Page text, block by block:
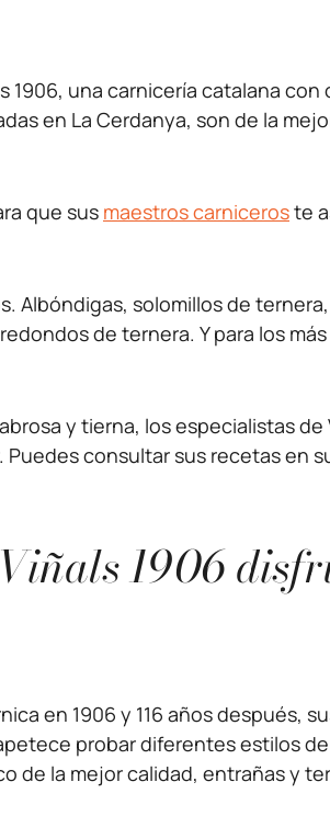
1906, una carnicería catalana
en La Cerdanya, son de la
que sus maestros carniceroste
Albóndigas, solomillos de
de ternera. Y para los
y tierna, los especialistas
consultar sus recetas en
1906
en 1906 y 116 años después,
probar diferentes estilos
de la mejor calidad, entrañas y